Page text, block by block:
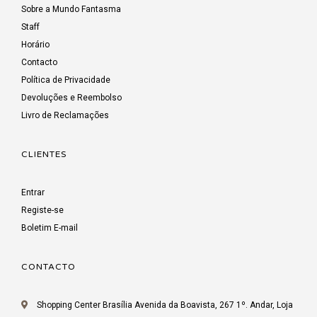
Sobre a Mundo Fantasma
Staff
Horário
Contacto
Política de Privacidade
Devoluções e Reembolso
Livro de Reclamações
CLIENTES
Entrar
Registe-se
Boletim E-mail
CONTACTO
Shopping Center Brasília Avenida da Boavista, 267 1º. Andar, Loja